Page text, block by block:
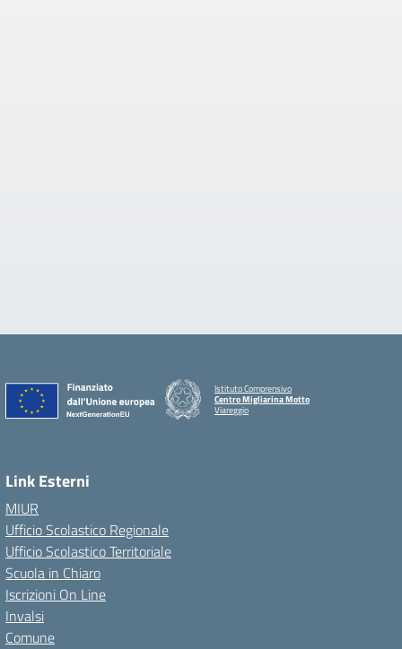
Istituto Comprensivo
Centro Migliarina Motto
Viareggio
Link Esterni
MIUR
Ufficio Scolastico Regionale
Ufficio Scolastico Territoriale
Scuola in Chiaro
Iscrizioni On Line
Invalsi
Comune